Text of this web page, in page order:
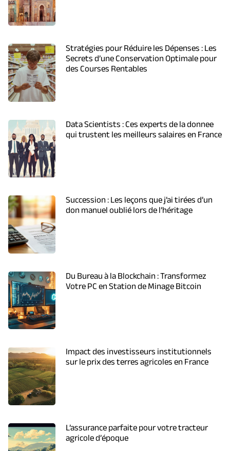
Stratégies pour Réduire les Dépenses : Les
Secrets d’une Conservation Optimale pour
des Courses Rentables
Data Scientists : Ces experts de la donnee
qui trustent les meilleurs salaires en France
Succession : Les leçons que j’ai tirées d’un
don manuel oublié lors de l’héritage
Du Bureau à la Blockchain : Transformez
Votre PC en Station de Minage Bitcoin
Impact des investisseurs institutionnels
sur le prix des terres agricoles en France
L’assurance parfaite pour votre tracteur
agricole d’époque